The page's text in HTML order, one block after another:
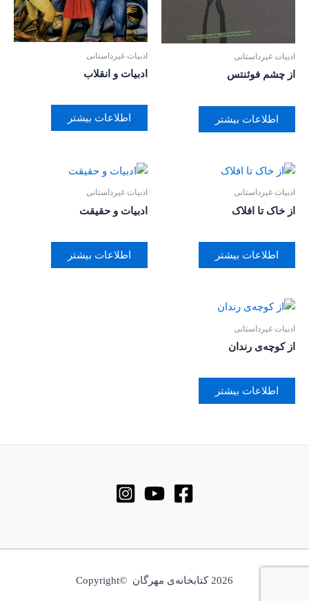
ادبیات غیرداستانی
از چشم فوئنتس
اطلاعات بیشتر
ادبیات غیرداستانی
ادبیات و انقلاب
اطلاعات بیشتر
ادبیات غیرداستانی
از خاک تا افلاک
اطلاعات بیشتر
ادبیات غیرداستانی
ادبیات و حقیقت
اطلاعات بیشتر
ادبیات غیرداستانی
از کوچه‌ی رندان
اطلاعات بیشتر
2026 کتابخانه‌ی مهرگان ©Copyright